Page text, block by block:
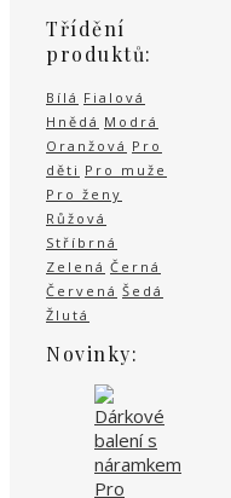
Třídění
produktů:
Bílá Fialová
Hnědá Modrá
Oranžová Pro
děti Pro muže
Pro ženy
Růžová
Stříbrná
Zelená Černá
Červená Šedá
Žlutá
Novinky: